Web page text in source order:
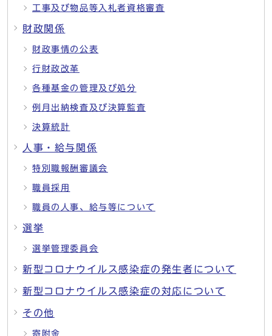
工事及び物品等入札者資格審査
財政関係
財政事情の公表
行財政改革
各種基金の管理及び処分
例月出納検査及び決算監査
決算統計
人事・給与関係
特別職報酬審議会
職員採用
職員の人事、給与等について
選挙
選挙管理委員会
新型コロナウイルス感染症の発生者について
新型コロナウイルス感染症の対応について
その他
寄附金